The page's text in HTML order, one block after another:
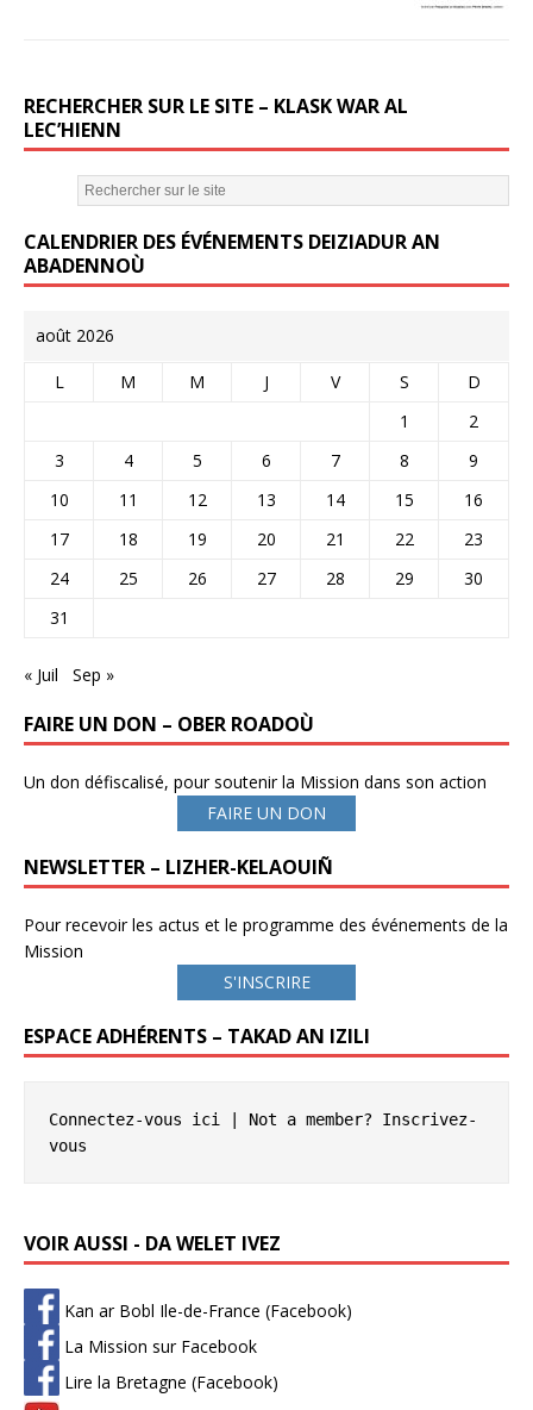
RECHERCHER SUR LE SITE – KLASK WAR AL
LEC’HIENN
CALENDRIER DES ÉVÉNEMENTS DEIZIADUR AN
ABADENNOÙ
août 2026
L M M J V S
D
1
2
3
4 5 6 7 8
9
10
11 12 13 14 15
16
17
18 19 20 21 22
23
24
25 26 27 28 29
30
31
« Juil Sep »
FAIRE UN DON – OBER ROADOÙ
Un don défiscalisé, pour soutenir la Mission dans son action
FAIRE UN DON
NEWSLETTER – LIZHER-KELAOUIÑ
Pour recevoir les actus et le programme des événements de la
Mission
S'INSCRIRE
ESPACE ADHÉRENTS – TAKAD AN IZILI
Connectez-vous ici | Not a member? Inscrivez-
vous
VOIR AUSSI - DA WELET IVEZ
Kan ar Bobl Ile-de-France (Facebook)
La Mission sur Facebook
Lire la Bretagne (Facebook)